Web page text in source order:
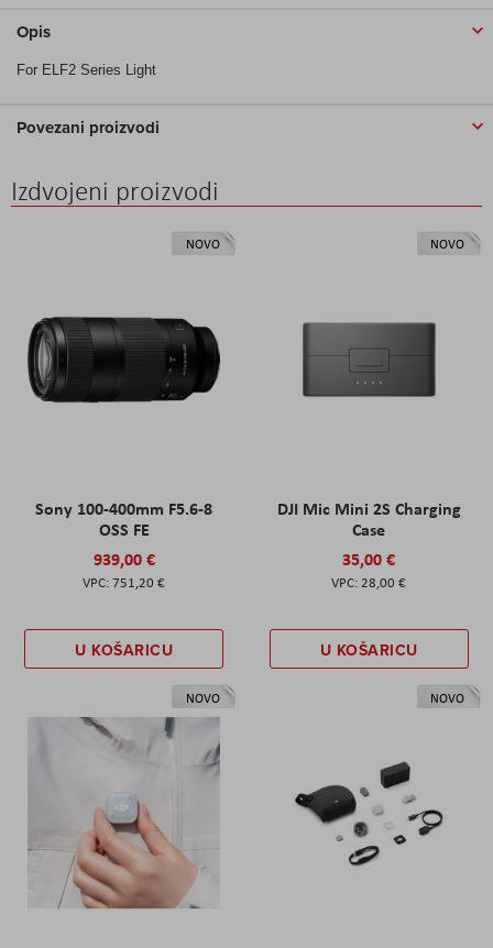
Opis
For ELF2 Series Light
Povezani proizvodi
Izdvojeni proizvodi
NOVO
Sony 100-400mm F5.6-8
OSS FE
939,00 €
751,20 €
U KOŠARICU
NOVO
DJI Mic Mini 2S Charging
Case
35,00 €
28,00 €
U KOŠARICU
NOVO NOVO